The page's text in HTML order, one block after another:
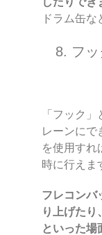
ドラム缶な
8. フッ
「フック
レーンにで
を使用すれ
時に行えま
フレコンバ
り上げたり
といった場